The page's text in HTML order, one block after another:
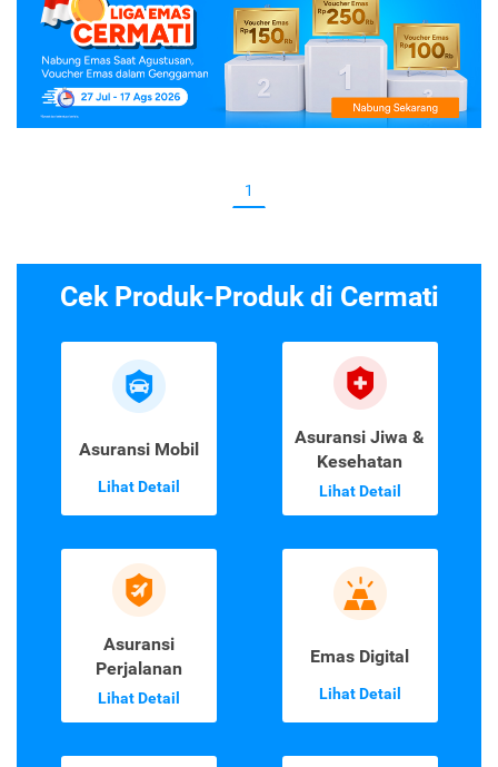
1
Cek Produk-Produk di Cermati
Asuransi Mobil
Lihat Detail
Asuransi Jiwa &
Kesehatan
Lihat Detail
Asuransi
Perjalanan
Lihat Detail
Emas Digital
Lihat Detail